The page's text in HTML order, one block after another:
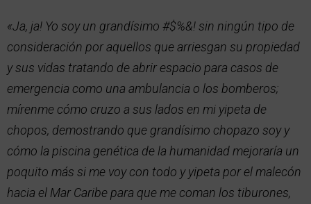
«Ja, ja! Yo soy un grandísimo #$%&! sin ningún tipo de
consideración por aquellos que arriesgan su propiedad
y sus vidas tratando de abrir espacio para casos de
emergencia como una ambulancia o los bomberos;
mírenme cómo cruzo a sus lados en mi yipeta de
chopos, demostrando que grandísimo chopazo soy y
cómo la piscina genética de la humanidad mejoraría un
poquito más si me voy con todo y yipeta por el malecón
hacia el Mar Caribe para que me coman los tiburones,